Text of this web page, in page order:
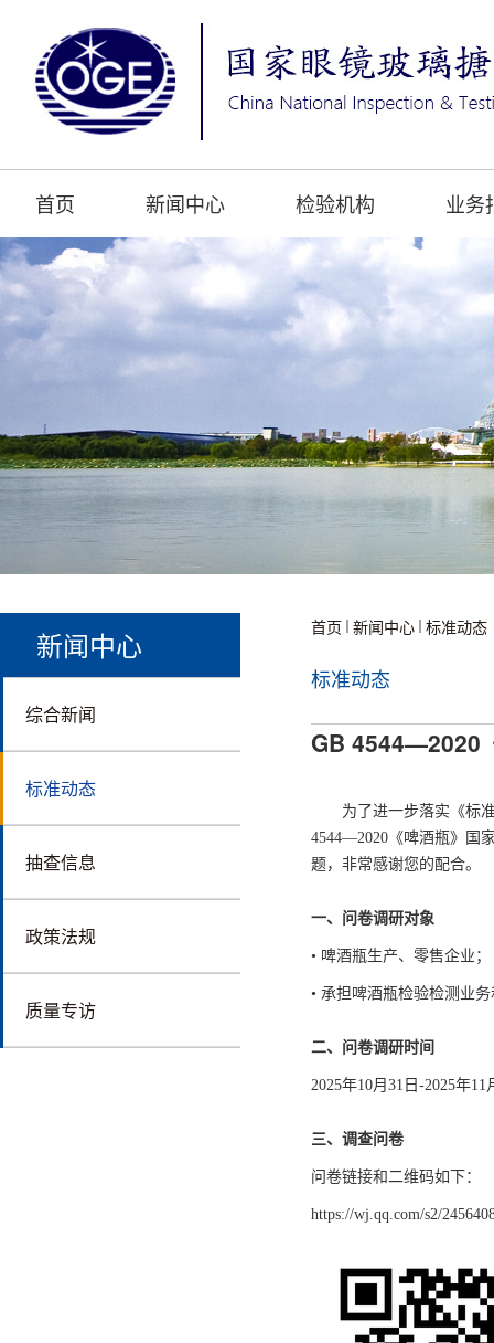
首页 新闻中心 检验机构 业务
新闻中心
综合新闻
标准动态
抽查信息
政策法规
质量专访
首页 新闻中心 标准动态
标准动态
GB 4544—2020
为了进一步落实《标
4544—2020《啤酒瓶》国
题，非常感谢您的配合。
一、问卷调研对象
• 啤酒瓶生产、零售企业；
• 承担啤酒瓶检验检测业
二、问卷调研时间
2025年10月31日-2025年11
三、调查问卷
问卷链接和二维码如下：
https://wj.qq.com/s2/